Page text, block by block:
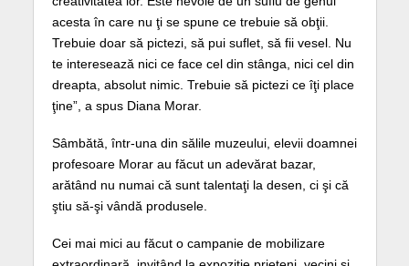
acesta în care nu ţi se spune ce trebuie să obţii.
Trebuie doar să pictezi, să pui suflet, să fii vesel. Nu
te interesează nici ce face cel din stânga, nici cel din
dreapta, absolut nimic. Trebuie să pictezi ce îţi place
ţine”, a spus Diana Morar.
Sâmbătă, într-una din sălile muzeului, elevii doamnei
profesoare Morar au făcut un adevărat bazar,
arătând nu numai că sunt talentaţi la desen, ci şi că
ştiu să-şi vândă produsele.
Cei mai mici au făcut o campanie de mobilizare